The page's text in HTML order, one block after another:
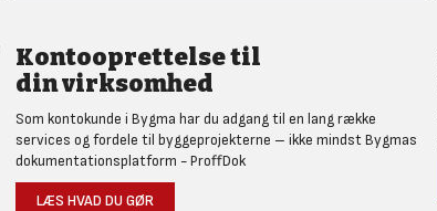
Kontooprettelse til
din virksomhed
Som kontokunde i Bygma har du adgang til en lang række
services og fordele til byggeprojekterne – ikke mindst Bygmas
dokumentationsplatform - ProffDok
LÆS HVAD DU GØR